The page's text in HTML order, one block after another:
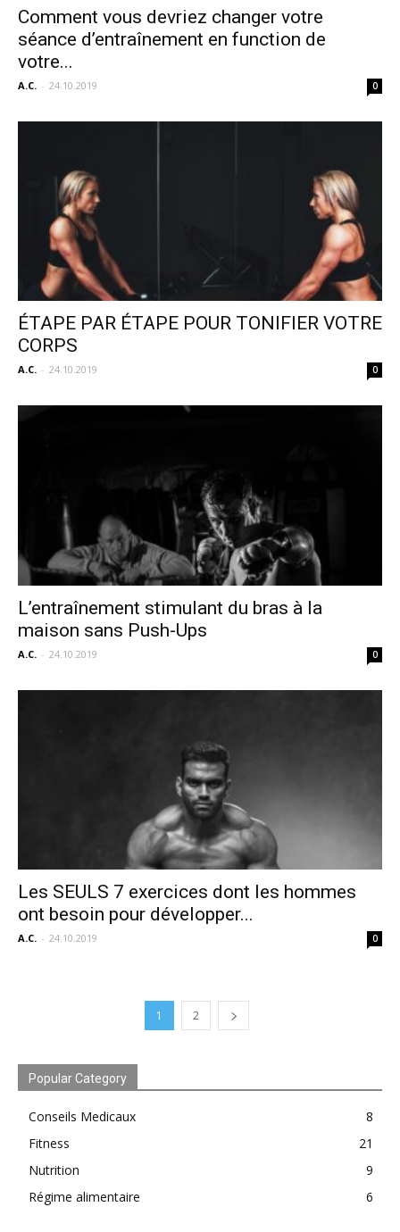
Comment vous devriez changer votre
séance d’entraînement en function de
votre...
A.C. - 24.10.2019 0
ÉTAPE PAR ÉTAPE POUR TONIFIER VOTRE
CORPS
A.C. - 24.10.2019 0
L’entraînement stimulant du bras à la
maison sans Push-Ups
A.C. - 24.10.2019 0
Les SEULS 7 exercices dont les hommes
ont besoin pour développer...
A.C. - 24.10.2019 0
1 2
Popular Category
Conseils Medicaux
8
Fitness
21
Nutrition
9
Régime alimentaire
6